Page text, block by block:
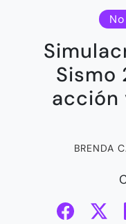
Sismo
acción
BRENDA